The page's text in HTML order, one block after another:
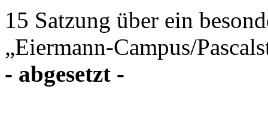
15 Satzung über ein
„Eiermann-Campus/
- abgesetzt -